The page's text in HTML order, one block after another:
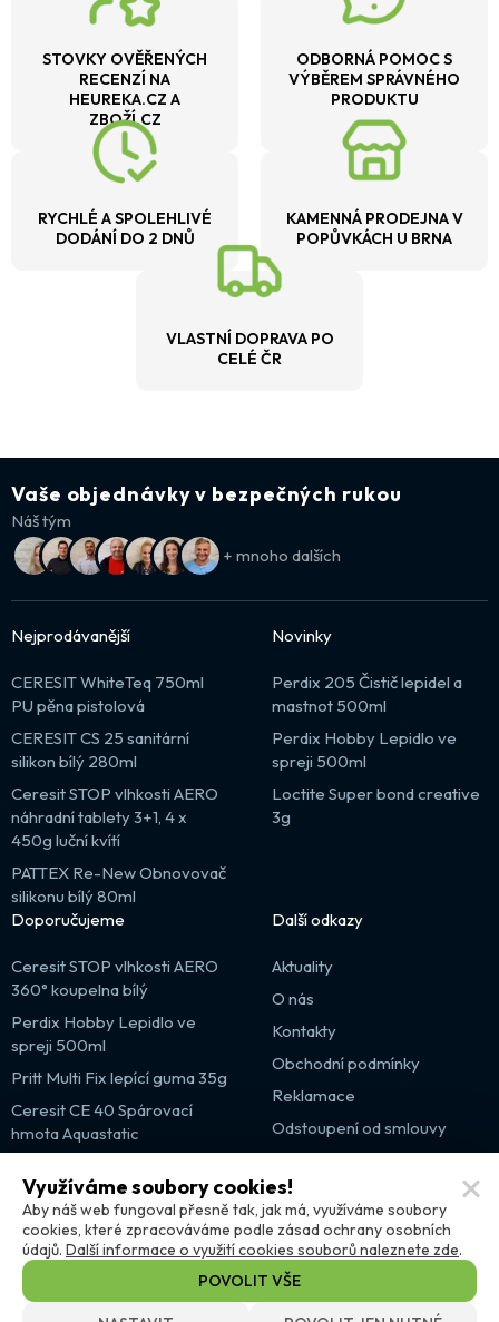
STOVKY OVĚŘENÝCH
RECENZÍ NA
HEUREKA.CZ A
ZBOŽÍ.CZ
ODBORNÁ POMOC S
VÝBĚREM SPRÁVNÉHO
PRODUKTU
RYCHLÉ A SPOLEHLIVÉ
DODÁNÍ DO 2 DNŮ
KAMENNÁ PRODEJNA V
POPŮVKÁCH U BRNA
VLASTNÍ DOPRAVA PO
CELÉ ČR
Vaše objednávky v bezpečných rukou
Náš tým
+ mnoho dalších
Nejprodávanější
CERESIT WhiteTeq 750ml
PU pěna pistolová
CERESIT CS 25 sanitární
silikon bílý 280ml
Ceresit STOP vlhkosti AERO
náhradní tablety 3+1, 4 x
450g luční kvítí
PATTEX Re-New Obnovovač
silikonu bílý 80ml
Novinky
Perdix 205 Čistič lepidel a
mastnot 500ml
Perdix Hobby Lepidlo ve
spreji 500ml
Loctite Super bond creative
3g
Doporučujeme
Ceresit STOP vlhkosti AERO
360° koupelna bílý
Perdix Hobby Lepidlo ve
spreji 500ml
Pritt Multi Fix lepící guma 35g
Ceresit CE 40 Spárovací
hmota Aquastatic
Další odkazy
Aktuality
O nás
Kontakty
Obchodní podmínky
Reklamace
Odstoupení od smlouvy
Výprodej
Partnerské weby
Využíváme soubory cookies!
Aby náš web fungoval přesně tak, jak má, využíváme soubory
cookies, které zpracováváme podle zásad ochrany osobních
údajů. Další informace o využití cookies souborů naleznete zde.
POVOLIT VŠE